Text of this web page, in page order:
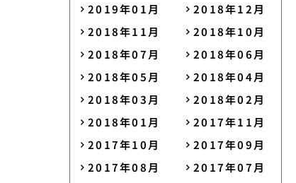
2019年01月
2018年12月
2018年11月
2018年10月
2018年07月
2018年06月
2018年05月
2018年04月
2018年03月
2018年02月
2018年01月
2017年11月
2017年10月
2017年09月
2017年08月
2017年07月